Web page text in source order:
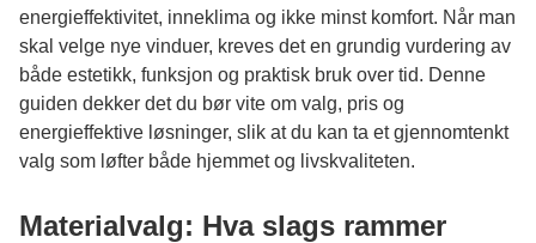
energieffektivitet, inneklima og ikke minst komfort. Når man
skal velge nye vinduer, kreves det en grundig vurdering av
både estetikk, funksjon og praktisk bruk over tid. Denne
guiden dekker det du bør vite om valg, pris og
energieffektive løsninger, slik at du kan ta et gjennomtenkt
valg som løfter både hjemmet og livskvaliteten.
Materialvalg: Hva slags rammer